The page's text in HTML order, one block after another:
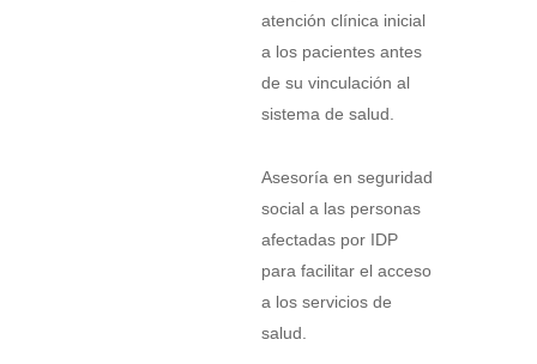
atención clínica inicial
a los pacientes antes
de su vinculación al
sistema de salud.
Asesoría en seguridad
social a las personas
afectadas por IDP
para facilitar el acceso
a los servicios de
salud.